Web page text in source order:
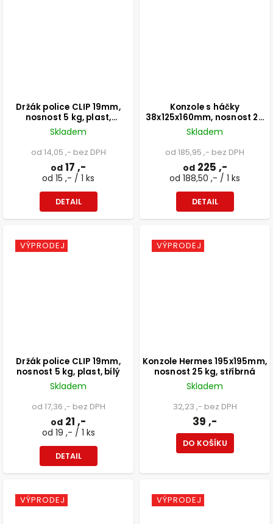
Držák police CLIP 19mm,
nosnost 5 kg, plast,
transparentní
Skladem
od 14,05 ,- bez DPH
od 17 ,-
od 15 ,- / 1 ks
DETAIL
Konzole s háčky
38x125x160mm, nosnost 20
kg, černá
Skladem
od 185,95 ,- bez DPH
od225 ,-
od 188,50 ,- / 1 ks
DETAIL
VÝPRODEJ
Držák police CLIP 19mm,
nosnost 5 kg, plast, bílý
Skladem
od 17,36 ,- bez DPH
od 21 ,-
od 19 ,- / 1 ks
DETAIL
VÝPRODEJ
Konzole Hermes 195x195mm,
nosnost 25 kg, stříbrná
Skladem
32,23 ,- bez DPH
39 ,-
DO KOŠÍKU
VÝPRODEJ VÝPRODEJ